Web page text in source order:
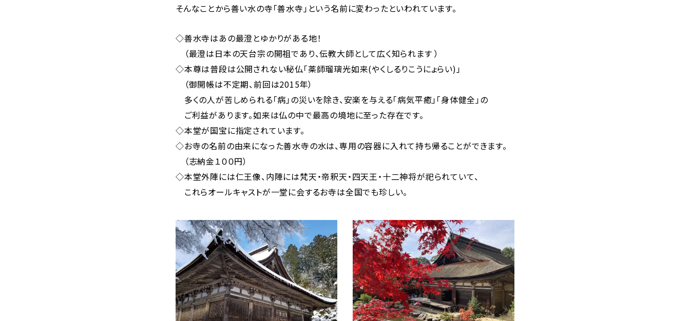
そんなことから善い水の寺「善水寺」という名前に変わったといわれています。
◇善水寺はあの最澄とゆかりがある地！
（最澄は日本の天台宗の開祖であり、伝教大師として広く知られます ）
◇本尊は普段は公開されない秘仏「薬師瑠璃光如来(やくしるりこうにょらい)」
（御開帳は不定期、前回は2015年）
多くの人が苦しめられる「病」の災いを除き、安楽を与える「病気平癒」「身体健全」の
ご利益があります。如来は仏の中で最高の境地に至った存在です。
◇本堂が国宝に指定されています。
◇お寺の名前の由来になった善水寺の水は、専用の容器に入れて持ち帰ることができます。
（志納金１００円）
◇本堂外陣には仁王像、内陣には梵天・帝釈天・四天王・十二神将が祀られていて、
これらオールキャストが一堂に会するお寺は全国でも珍しい。